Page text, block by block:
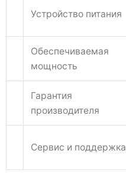
Устройство питания
Обеспечиваемая
мощность
Гарантия
производителя
Сервис и поддержка